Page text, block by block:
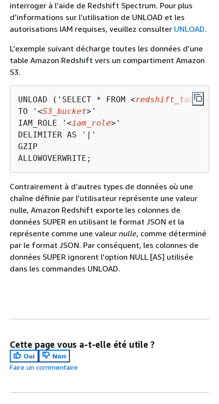
interroger à l’aide de Redshift Spectrum. Pour plus
d’informations sur l’utilisation de UNLOAD et les
autorisations IAM requises, veuillez consulter UNLOAD.
L’exemple suivant décharge toutes les données d’une
table Amazon Redshift vers un compartiment Amazon
S3.
UNLOAD ('SELECT * FROM <redshift_table
TO '<S3_bucket>'
IAM_ROLE '<iam_role>'
DELIMITER AS '|'
GZIP
ALLOWOVERWRITE;
Contrairement à d’autres types de données où une
chaîne définie par l’utilisateur représente une valeur
nulle, Amazon Redshift exporte les colonnes de
données SUPER en utilisant le format JSON et la
représente comme une valeur nulle, comme déterminé
par le format JSON. Par conséquent, les colonnes de
données SUPER ignorent l’option NULL [AS] utilisée
dans les commandes UNLOAD.
Cette page vous a-t-elle été utile ?
Oui
Non
Faire un commentaire